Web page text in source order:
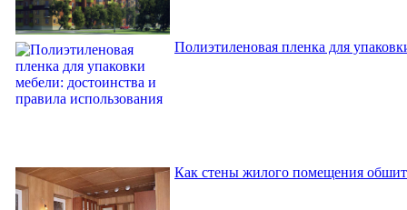
Полиэтиленовая пленка для
Как стены жилого помещения